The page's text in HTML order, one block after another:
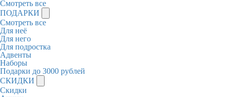
Смотреть все
ПОДАРКИ
Смотреть все
Для неё
Для него
Для подростка
Адвенты
Наборы
Подарки до 3000 рублей
СКИДКИ
Скидки